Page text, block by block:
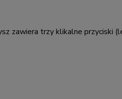
zawiera trzy klikalne przyciski